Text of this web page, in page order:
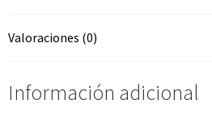
Valoraciones (0)
Información adicional